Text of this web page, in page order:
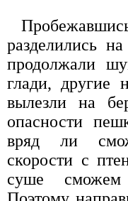
разделились
продолжали
глади, другие
вылезли на
опасности
вряд ли
скорости с
суше